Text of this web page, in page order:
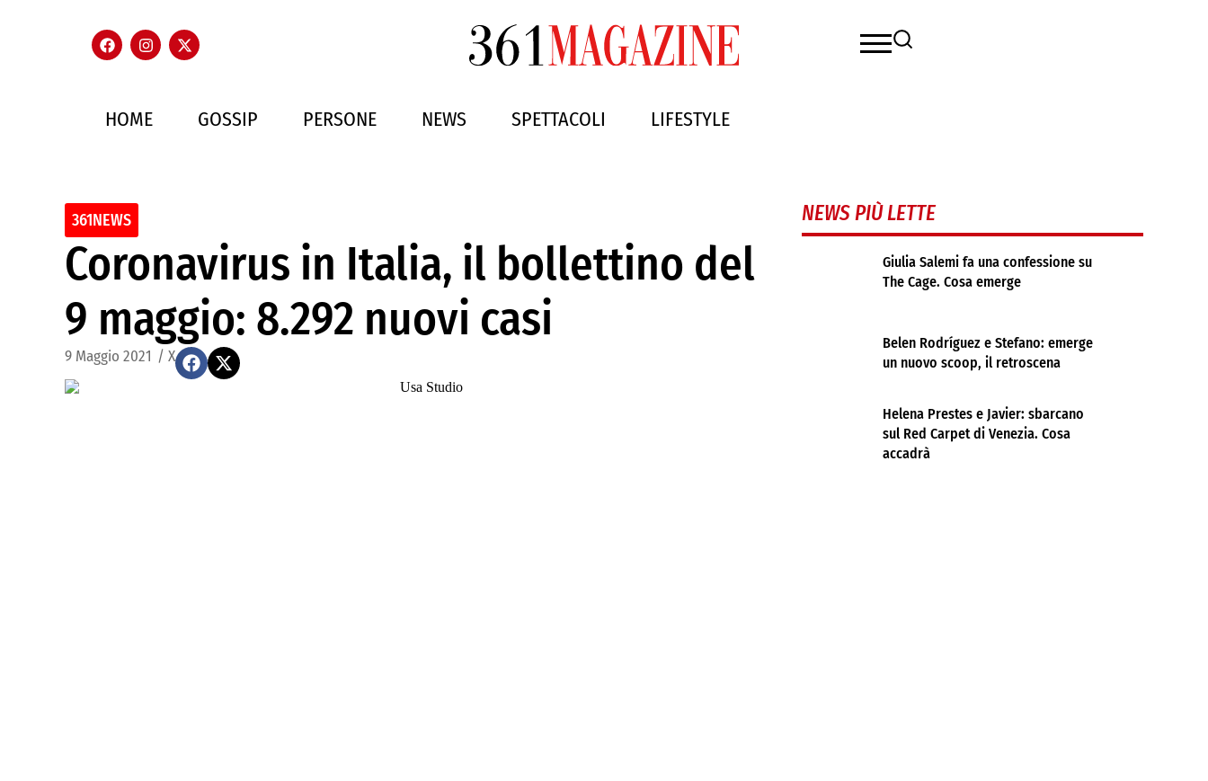
HOME GOSSIP PERSONE NEWS SPETTACOLI LIFESTYLE
361NEWS
Coronavirus in Italia, il bollettino del
9 maggio: 8.292 nuovi casi
9 Maggio 2021 / X
NEWS PIÙ LETTE
Giulia Salemi fa una confessione su
The Cage. Cosa emerge
Belen Rodríguez e Stefano: emerge
un nuovo scoop, il retroscena
Helena Prestes e Javier: sbarcano
sul Red Carpet di Venezia. Cosa
accadrà